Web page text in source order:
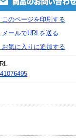
このページを印刷する
メールでURLを送る
お気に入りに追加する